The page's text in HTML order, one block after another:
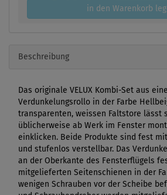
in den Warenkorb
Beschreibung
Das originale VELUX Kombi-Set aus
Verdunkelungsrollo in der Farbe
transparenten, weissen Faltstore lässt
üblicherweise ab Werk im Fenster
einklicken. Beide Produkte sind fest
und stufenlos verstellbar. Das
an der Oberkante des Fensterflügels
mitgelieferten Seitenschienen in der
wenigen Schrauben vor der Scheibe